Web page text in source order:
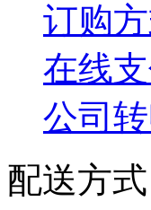
订购
在线
公司
配送方式